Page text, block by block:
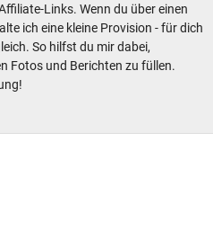
Links. Wenn du über einen
ich eine kleine Provision - für dich
So hilfst du mir dabei,
Fotos und Berichten zu füllen.